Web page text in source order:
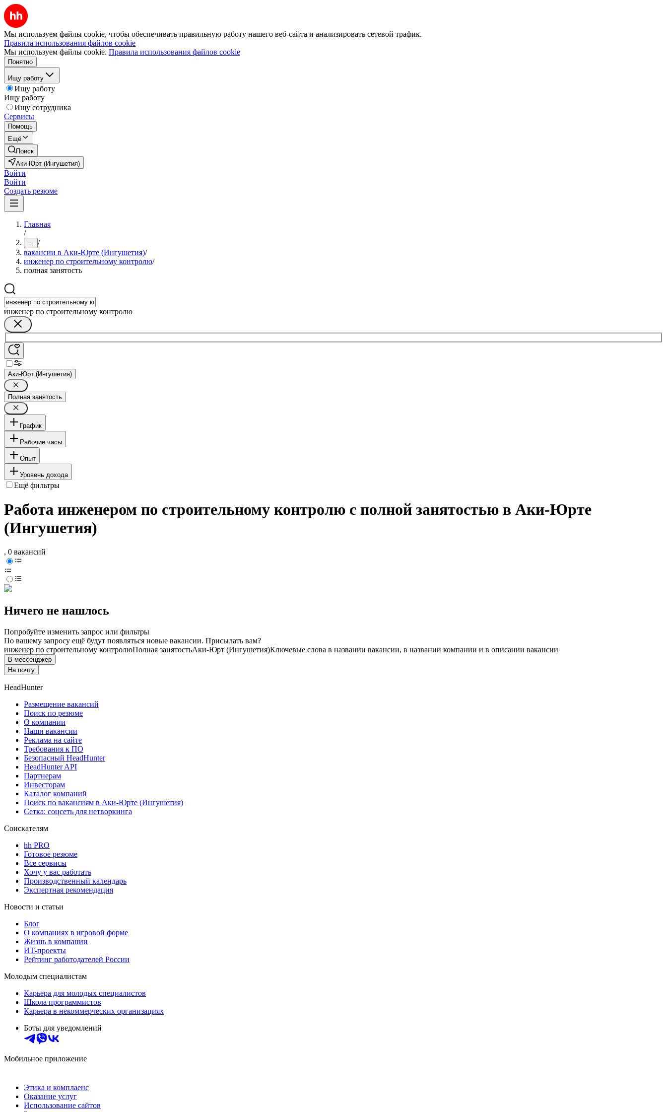
Мы используем файлы cookie, чтобы обеспечивать правильную работу нашего веб-сайта и анализировать сетевой трафик.
Правила использования файлов cookie
Мы используем файлы cookie. Правила использования файлов cookie
Понятно
Ищу работу
Ищу работу
Ищу работу
Ищу сотрудника
Сервисы
Помощь
Ещё
Поиск
Аки-Юрт (Ингушетия)
Войти
Войти
Создать резюме
Главная
/
... /
вакансии в Аки-Юрте (Ингушетия)/
инженер по строительному контролю/
полная занятость
инженер по строительному контролю
Аки-Юрт (Ингушетия)
Полная занятость
График
Рабочие часы
Опыт
Уровень дохода
Ещё фильтры
Работа инженером по строительному контролю с полной занятостью в Аки-Юрте
(Ингушетия)
, 0 вакансий
Ничего не нашлось
Попробуйте изменить запрос или фильтры
По вашему запросу ещё будут появляться новые вакансии. Присылать вам?
инженер по строительному контролюПолная занятостьАки-Юрт (Ингушетия)Ключевые слова в названии вакансии, в названии компании и в описании вакансии
В мессенджер
На почту
HeadHunter
Размещение вакансий
Поиск по резюме
О компании
Наши вакансии
Реклама на сайте
Требования к ПО
Безопасный HeadHunter
HeadHunter API
Партнерам
Инвесторам
Каталог компаний
Поиск по вакансиям в Аки-Юрте (Ингушетия)
Сетка: соцсеть для нетворкинга
Соискателям
hh PRO
Готовое резюме
Все сервисы
Хочу у вас работать
Производственный календарь
Экспертная рекомендация
Новости и статьи
Блог
О компаниях в игровой форме
Жизнь в компании
ИТ-проекты
Рейтинг работодателей России
Молодым специалистам
Карьера для молодых специалистов
Школа программистов
Карьера в некоммерческих организациях
Боты для уведомлений
Мобильное приложение
Этика и комплаенс
Оказание услуг
Использование сайтов